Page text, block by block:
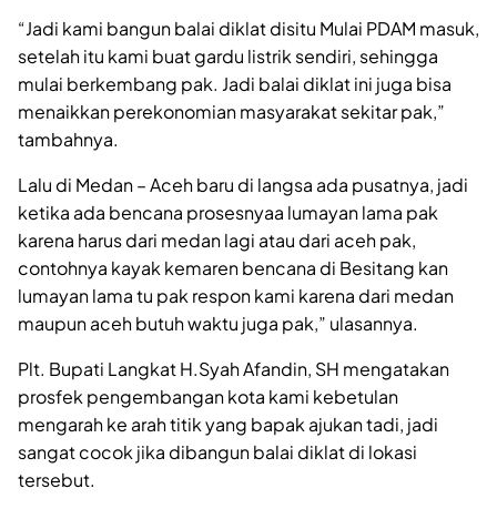
“Jadi kami bangun balai diklat disitu Mulai PDAM masuk,
setelah itu kami buat gardu listrik sendiri, sehingga
mulai berkembang pak. Jadi balai diklat ini juga bisa
menaikkan perekonomian masyarakat sekitar pak,”
tambahnya.
Lalu di Medan – Aceh baru di langsa ada pusatnya, jadi
ketika ada bencana prosesnyaa lumayan lama pak
karena harus dari medan lagi atau dari aceh pak,
contohnya kayak kemaren bencana di Besitang kan
lumayan lama tu pak respon kami karena dari medan
maupun aceh butuh waktu juga pak,” ulasannya.
Plt. Bupati Langkat H.Syah Afandin, SH mengatakan
prosfek pengembangan kota kami kebetulan
mengarah ke arah titik yang bapak ajukan tadi, jadi
sangat cocok jika dibangun balai diklat di lokasi
tersebut.